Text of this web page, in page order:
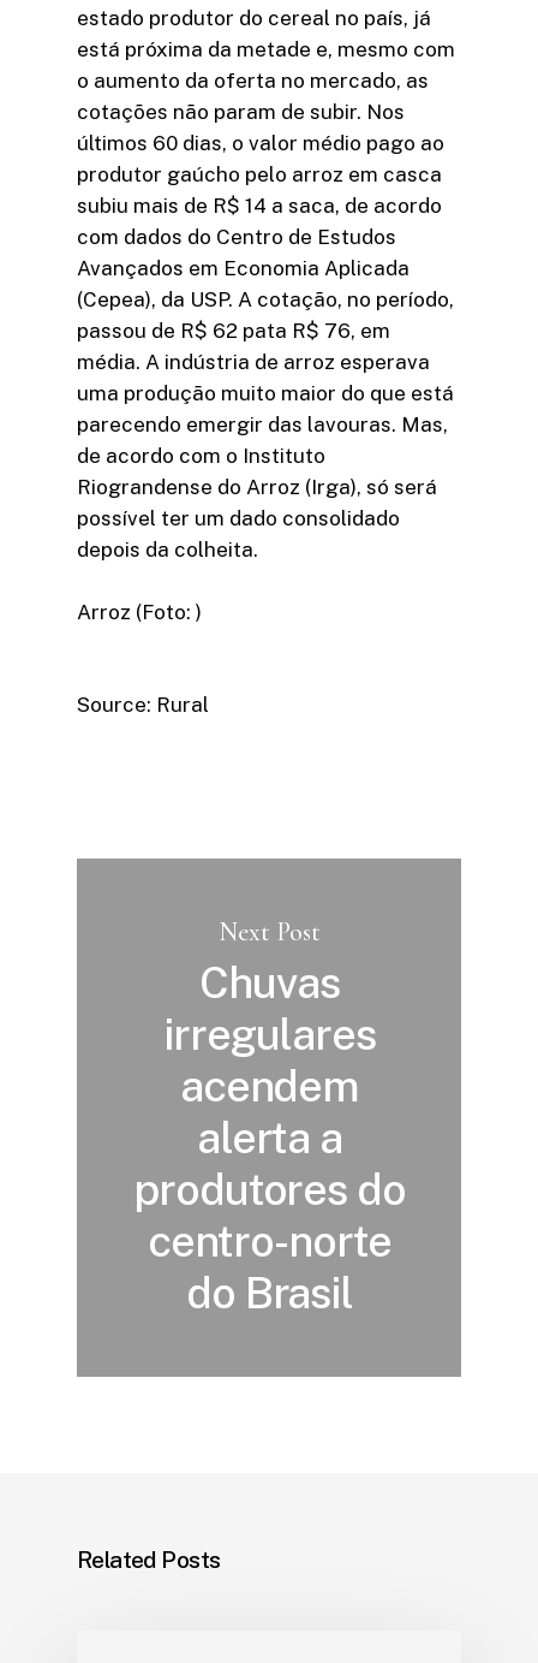
estado produtor do cereal no país, já
está próxima da metade e, mesmo com
o aumento da oferta no mercado, as
cotações não param de subir. Nos
últimos 60 dias, o valor médio pago ao
produtor gaúcho pelo arroz em casca
subiu mais de R$ 14 a saca, de acordo
com dados do Centro de Estudos
Avançados em Economia Aplicada
(Cepea), da USP. A cotação, no período,
passou de R$ 62 pata R$ 76, em
média. A indústria de arroz esperava
uma produção muito maior do que está
parecendo emergir das lavouras. Mas,
de acordo com o Instituto
Riograndense do Arroz (Irga), só será
possível ter um dado consolidado
depois da colheita.
Arroz (Foto: )
Source: Rural
Next Post
Chuvas
irregulares
acendem
alerta a
produtores do
centro-norte
do Brasil
Related Posts